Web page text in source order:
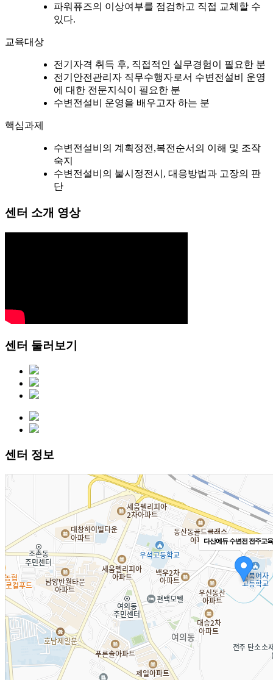
파워퓨즈의 이상여부를 점검하고 직접 교체할 수
있다.
교육대상
전기자격 취득 후, 직접적인 실무경험이 필요한 분
전기안전관리자 직무수행자로서 수변전설비 운영
에 대한 전문지식이 필요한 분
수변전설비 운영을 배우고자 하는 분
핵심과제
수변전설비의 계획정전,복전순서의 이해 및 조작
숙지
수변전설비의 불시정전시, 대응방법과 고장의 판
단
센터 소개 영상
센터 둘러보기
센터 정보
다산에듀 수변전 전주교